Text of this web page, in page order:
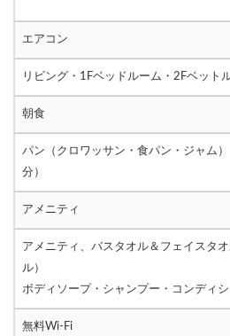
エアコン
リビング・1Fベッドルーム・2Fベット
朝食
パン（クロワッサン・食パン・ジャム
分）
アメニティ
アメニティ、バスタオル＆フェイスタ
ル）
ボディソープ・シャンプー・コンディ
無料Wi-Fi